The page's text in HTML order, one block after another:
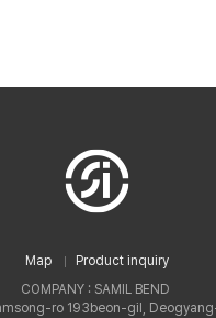
Map
Product inquiry
COMPANY : SAMIL BEND
ro 193beon-gil,